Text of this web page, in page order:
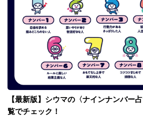
【最新版】シウマの〈ナインナンバー
覧でチェック！